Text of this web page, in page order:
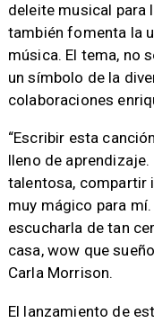
deleite musical para
también fomenta la
música. El tema, no
un símbolo de la
colaboraciones
“Escribir esta
lleno de
talentosa, compartir
muy mágico para
escucharla de tan
casa, wow que
Carla Morrison.
El lanzamiento de